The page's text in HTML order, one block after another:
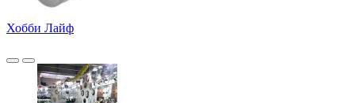
Хобби Лайф